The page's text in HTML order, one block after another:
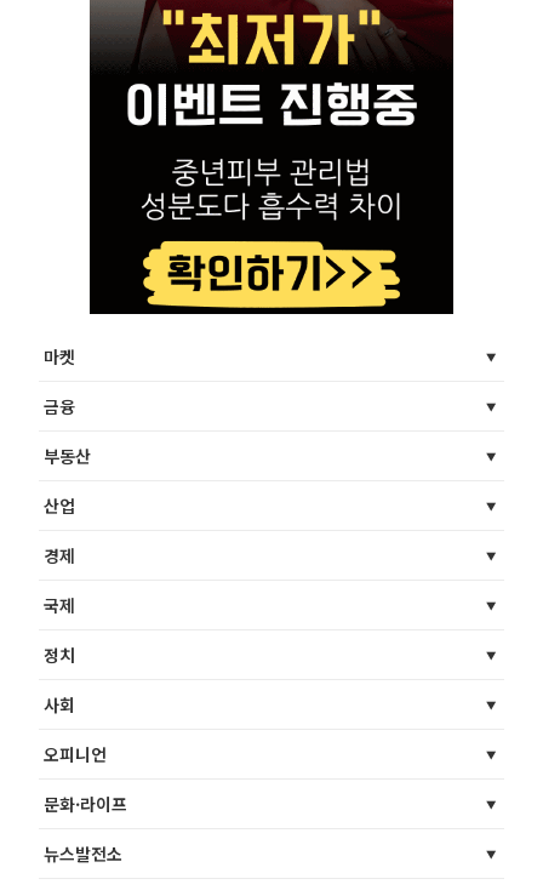
마켓
금융
부동산
산업
경제
국제
정치
사회
오피니언
문화·라이프
뉴스발전소